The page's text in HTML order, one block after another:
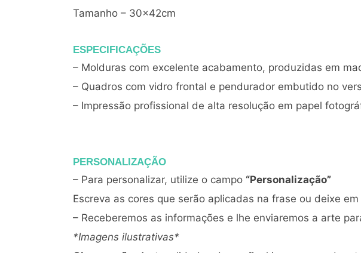
Tamanho – 30x42cm
ESPECIFICAÇÕES
– Molduras com excelente acabamento, produzidas em
– Quadros com vidro frontal e pendurador embutido no
– Impressão profissional de alta resolução em papel
PERSONALIZAÇÃO
– Para personalizar, utilize o campo “Personalização”
Escreva as cores que serão aplicadas na frase ou deixe
– Receberemos as informações e lhe enviaremos a arte
*Imagens ilustrativas*